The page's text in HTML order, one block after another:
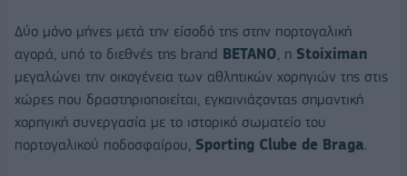
Δύο μόνο μήνες μετά την είσοδό της στην πορτογαλική
αγορά, υπό το διεθνές της brand BETANO , η Stoiximan
μεγαλώνει την οικογένεια των αθλητικών χορηγιών της στις
χώρες που δραστηριοποιείται, εγκαινιάζοντας σημαντική
χορηγική συνεργασία με το ιστορικό σωματείο του
πορτογαλικού ποδοσφαίρου, Sporting Clube de Braga.